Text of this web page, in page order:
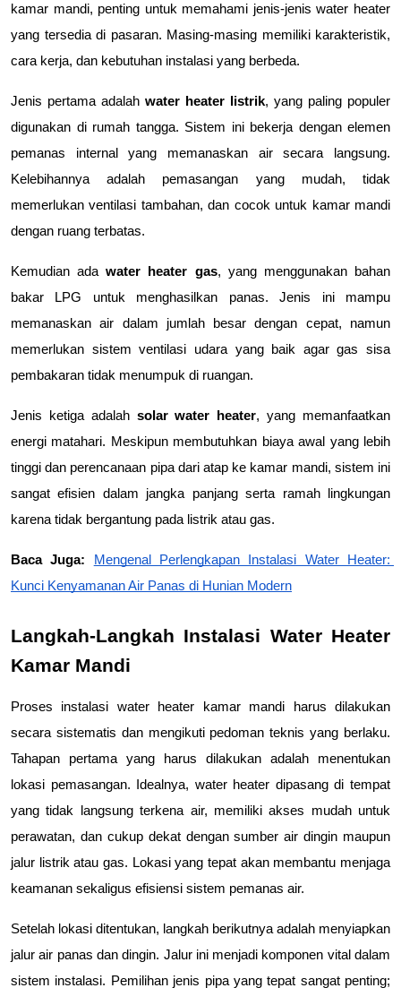
kamar mandi, penting untuk memahami jenis-jenis water heater
yang tersedia di pasaran. Masing-masing memiliki karakteristik,
cara kerja, dan kebutuhan instalasi yang berbeda.
Jenis pertama adalah water heater listrik, yang paling populer
digunakan di rumah tangga. Sistem ini bekerja dengan elemen
pemanas internal yang memanaskan air secara langsung.
Kelebihannya adalah pemasangan yang mudah, tidak
memerlukan ventilasi tambahan, dan cocok untuk kamar mandi
dengan ruang terbatas.
Kemudian ada water heater gas, yang menggunakan bahan
bakar LPG untuk menghasilkan panas. Jenis ini mampu
memanaskan air dalam jumlah besar dengan cepat, namun
memerlukan sistem ventilasi udara yang baik agar gas sisa
pembakaran tidak menumpuk di ruangan.
Jenis ketiga adalah solar water heater, yang memanfaatkan
energi matahari. Meskipun membutuhkan biaya awal yang lebih
tinggi dan perencanaan pipa dari atap ke kamar mandi, sistem ini
sangat efisien dalam jangka panjang serta ramah lingkungan
karena tidak bergantung pada listrik atau gas.
Baca Juga: Mengenal Perlengkapan Instalasi Water Heater:
Kunci Kenyamanan Air Panas di Hunian Modern
Langkah-Langkah Instalasi Water Heater
Kamar Mandi
Proses instalasi water heater kamar mandi harus dilakukan
secara sistematis dan mengikuti pedoman teknis yang berlaku.
Tahapan pertama yang harus dilakukan adalah menentukan
lokasi pemasangan. Idealnya, water heater dipasang di tempat
yang tidak langsung terkena air, memiliki akses mudah untuk
perawatan, dan cukup dekat dengan sumber air dingin maupun
jalur listrik atau gas. Lokasi yang tepat akan membantu menjaga
keamanan sekaligus efisiensi sistem pemanas air.
Setelah lokasi ditentukan, langkah berikutnya adalah menyiapkan
jalur air panas dan dingin. Jalur ini menjadi komponen vital dalam
sistem instalasi. Pemilihan jenis pipa yang tepat sangat penting;